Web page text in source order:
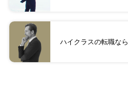
ハイクラスの転職なら